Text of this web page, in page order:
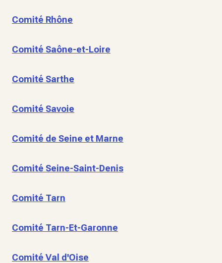
Comité Rhône
Comité Saône-et-Loire
Comité Sarthe
Comité Savoie
Comité de Seine et Marne
Comité Seine-Saint-Denis
Comité Tarn
Comité Tarn-Et-Garonne
Comité Val d'Oise